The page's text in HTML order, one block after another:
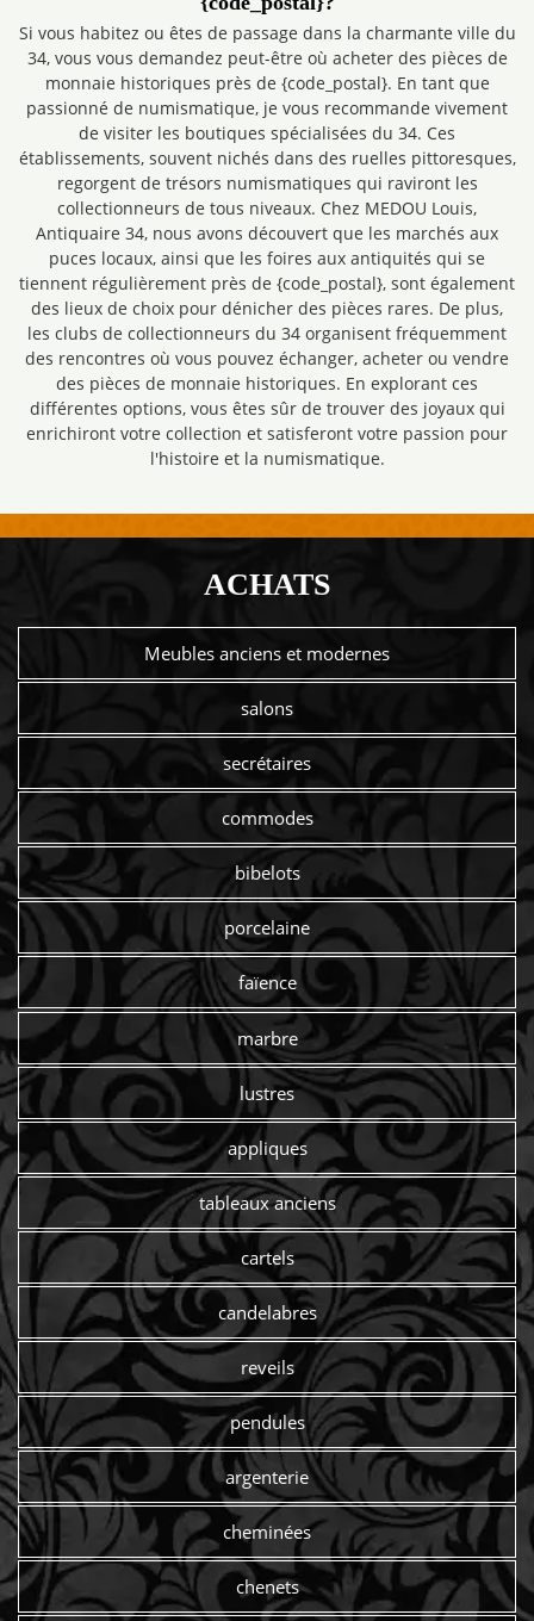
Si vous habitez ou êtes de passage dans la charmante ville du
34, vous vous demandez peut-être où acheter des pièces de
monnaie historiques près de {code_postal}. En tant que
passionné de numismatique, je vous recommande vivement
de visiter les boutiques spécialisées du 34. Ces
établissements, souvent nichés dans des ruelles pittoresques,
regorgent de trésors numismatiques qui raviront les
collectionneurs de tous niveaux. Chez MEDOU Louis,
Antiquaire 34, nous avons découvert que les marchés aux
puces locaux, ainsi que les foires aux antiquités qui se
tiennent régulièrement près de {code_postal}, sont également
des lieux de choix pour dénicher des pièces rares. De plus,
les clubs de collectionneurs du 34 organisent fréquemment
des rencontres où vous pouvez échanger, acheter ou vendre
des pièces de monnaie historiques. En explorant ces
différentes options, vous êtes sûr de trouver des joyaux qui
enrichiront votre collection et satisferont votre passion pour
l'histoire et la numismatique.
ACHATS
Meubles anciens et modernes
salons
secrétaires
commodes
bibelots
porcelaine
faïence
marbre
lustres
appliques
tableaux anciens
cartels
candelabres
reveils
pendules
argenterie
cheminées
chenets